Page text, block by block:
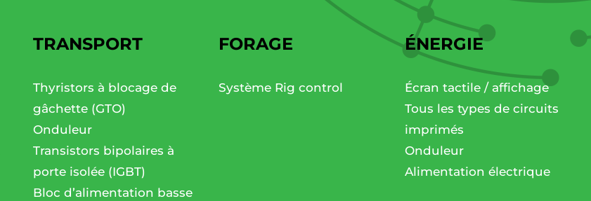
TRANSPORT
Thyristors à blocage de
gâchette (GTO)
Onduleur
Transistors bipolaires à
porte isolée (IGBT)
Bloc d’alimentation basse
FORAGE
Système Rig control
ÉNERGIE
Écran tactile / affichage
Tous les types de circuits
imprimés
Onduleur
Alimentation électrique